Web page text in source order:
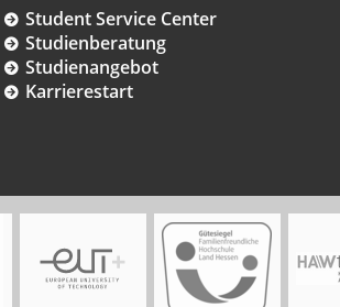
Student Service Center
Studienberatung
Studienangebot
Karrierestart